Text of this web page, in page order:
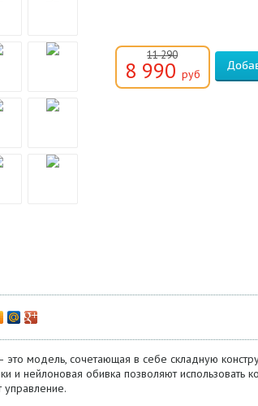
11 290
8 990 руб
модель, сочетающая в себе складную
и нейлоновая обивка позволяют использовать
управление.